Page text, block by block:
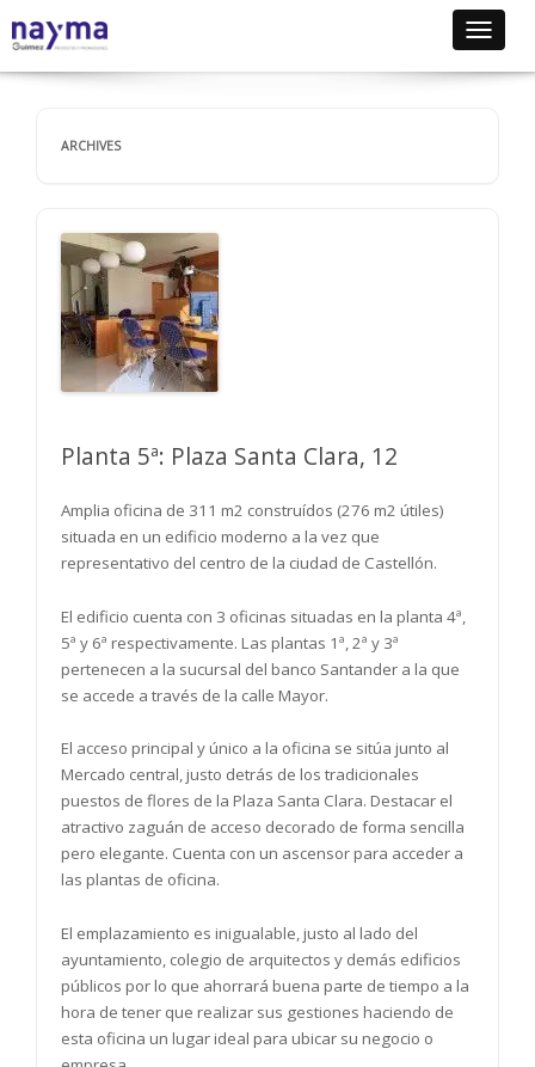
Toggle
ARCHIVES
Planta 5ª: Plaza Santa Clara, 12
Amplia oficina de 311 m2 construídos (276 m2 útiles)
situada en un edificio moderno a la vez que
representativo del centro de la ciudad de Castellón.
El edificio cuenta con 3 oficinas situadas en la planta 4ª,
5ª y 6ª respectivamente. Las plantas 1ª, 2ª y 3ª
pertenecen a la sucursal del banco Santander a la que
se accede a través de la calle Mayor.
El acceso principal y único a la oficina se sitúa junto al
Mercado central, justo detrás de los tradicionales
puestos de flores de la Plaza Santa Clara. Destacar el
atractivo zaguán de acceso decorado de forma sencilla
pero elegante. Cuenta con un ascensor para acceder a
las plantas de oficina.
El emplazamiento es inigualable, justo al lado del
ayuntamiento, colegio de arquitectos y demás edificios
públicos por lo que ahorrará buena parte de tiempo a la
hora de tener que realizar sus gestiones haciendo de
esta oficina un lugar ideal para ubicar su negocio o